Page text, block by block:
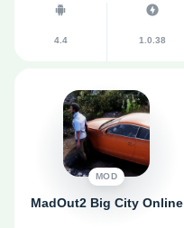
4.4 1.0.38
MOD
MadOut2 Big City Online